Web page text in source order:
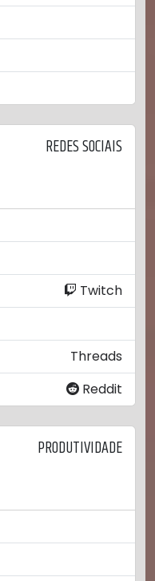
REDES SOCIAIS
Twitch
Threads
Reddit
PRODUTIVIDADE